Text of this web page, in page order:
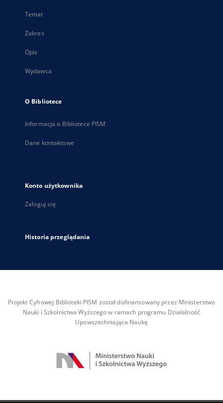
Temat
Zakres
Opis
Wydawca
O Bibliotece
Informacja o Bibliotece PISM
Dane kontaktowe
Konto użytkownika
Zaloguj się
Historia przeglądania
Projekt Cyfrowej Biblioteki PISM został dofinansowany przez Ministerstwo
Nauki i Szkolnictwa Wyższego w ramach programu Działalność
Upowszechniająca Naukę